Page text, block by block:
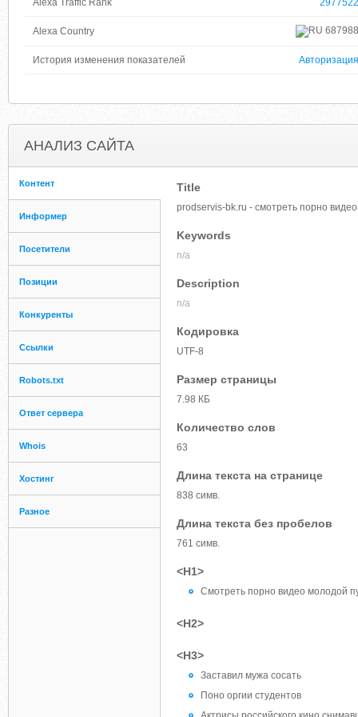
Alexa Traffic Rank 2977522
Alexa Country 687988
История изменения показателей Авторизация
АНАЛИЗ САЙТА
Контент
Информер
Посетители
Позиции
Конкуренты
Ссылки
Robots.txt
Ответ сервера
Whois
Хостинг
Разное
Title
prodservis-bk.ru - смотреть порно
Keywords
n/a
Description
n/a
Кодировка
UTF-8
Размер страницы
7.98 КБ
Количество слов
63
Длина текста на странице
838 симв.
Длина текста без пробелов
761 симв.
<H1>
Смотреть порно видео молодой
<H2>
<H3>
Заставил мужа сосать
Поно оргии студентов